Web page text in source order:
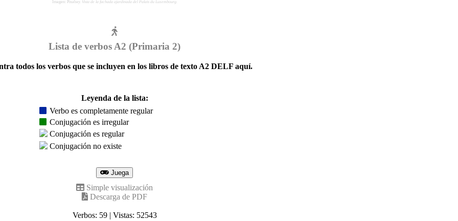
Imagen: Pixabay. Vista de la fachada ajardinada del Palais du Luxembourg.
Lista de verbos A2 (Primaria 2)
todos los verbos que se incluyen en los libros de texto A2 DELF aquí.
Leyenda de la lista:
Verbo es completamente regular
Conjugación es irregular
Conjugación es regular
Conjugación no existe
Juega
Simple visualización
Descarga de PDF
Verbos: 59 | Vistas: 52543